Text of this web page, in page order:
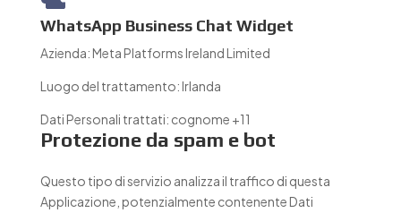
WhatsApp Business Chat Widget
Azienda:Meta Platforms Ireland Limited
Luogo del trattamento:Irlanda
Dati Personali trattati: cognome +11
Protezione da spam e bot
Questo tipo di servizio analizza il traffico di questa
Applicazione, potenzialmente contenente Dati